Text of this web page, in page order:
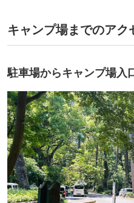
キャンプ場までのアク
駐車場からキャンプ場入